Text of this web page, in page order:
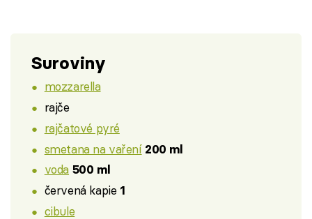
Suroviny
mozzarella
rajče
rajčatové pyré
smetana na vaření 200 ml
voda 500 ml
červená kapie 1
cibule